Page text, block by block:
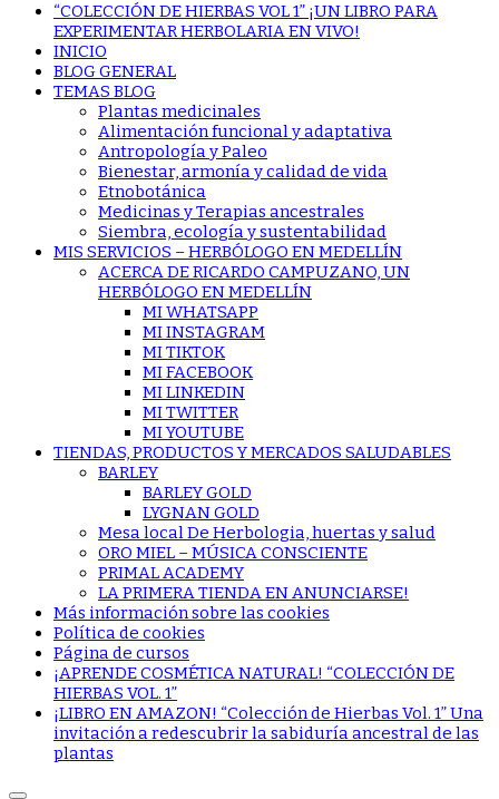
“COLECCIÓN DE HIERBAS VOL 1” ¡UN LIBRO PARA
EXPERIMENTAR HERBOLARIA EN VIVO!
INICIO
BLOG GENERAL
TEMAS BLOG
Plantas medicinales
Alimentación funcional y adaptativa
Antropología y Paleo
Bienestar, armonía y calidad de vida
Etnobotánica
Medicinas y Terapias ancestrales
Siembra, ecología y sustentabilidad
MIS SERVICIOS – HERBÓLOGO EN MEDELLÍN
ACERCA DE RICARDO CAMPUZANO, UN
HERBÓLOGO EN MEDELLÍN
MI WHATSAPP
MI INSTAGRAM
MI TIKTOK
MI FACEBOOK
MI LINKEDIN
MI TWITTER
MI YOUTUBE
TIENDAS, PRODUCTOS Y MERCADOS SALUDABLES
BARLEY
BARLEY GOLD
LYGNAN GOLD
Mesa local De Herbologia, huertas y salud
ORO MIEL – MÚSICA CONSCIENTE
PRIMAL ACADEMY
LA PRIMERA TIENDA EN ANUNCIARSE!
Más información sobre las cookies
Política de cookies
Página de cursos
¡APRENDE COSMÉTICA NATURAL! “COLECCIÓN DE
HIERBAS VOL. 1”
¡LIBRO EN AMAZON! “Colección de Hierbas Vol. 1” Una
invitación a redescubrir la sabiduría ancestral de las
plantas